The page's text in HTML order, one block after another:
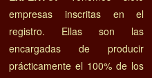
empresas inscritas en el
registro. Ellas son las
encargadas de producir
prácticamente el 100% de los